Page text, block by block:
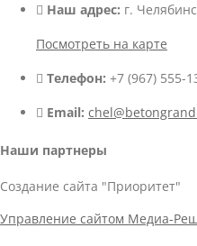
Наш адрес: г.
Посмотреть на карте
Телефон: +7 (967) 555-
Email:
Наши партнеры
Создание сайта "Приоритет"
Управление сайтом Медиа-